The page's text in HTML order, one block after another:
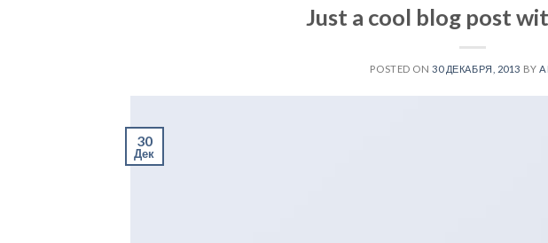
Just a cool blog post
POSTED ON30 ДЕКАБРЯ, 2013 BY
30
Дек